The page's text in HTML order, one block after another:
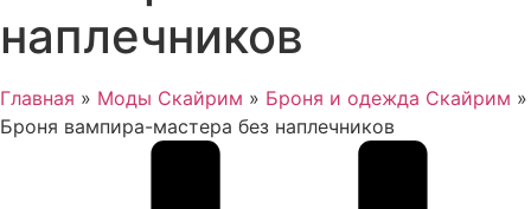
наплечников
Главная » Моды Скайрим » Броня и одежда Скайрим »
Броня вампира-мастера без наплечников